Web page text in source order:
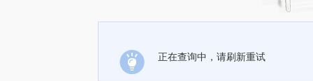
正在查询中，请刷新重试